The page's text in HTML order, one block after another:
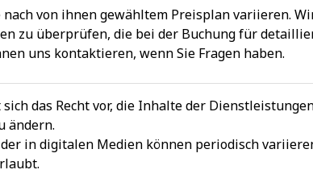
von ihnen gewähltem Preisplan variieren.
zu überprüfen, die bei der Buchung für
uns kontaktieren, wenn Sie Fragen haben.
das Recht vor, die Inhalte der
ändern.
in digitalen Medien können periodisch